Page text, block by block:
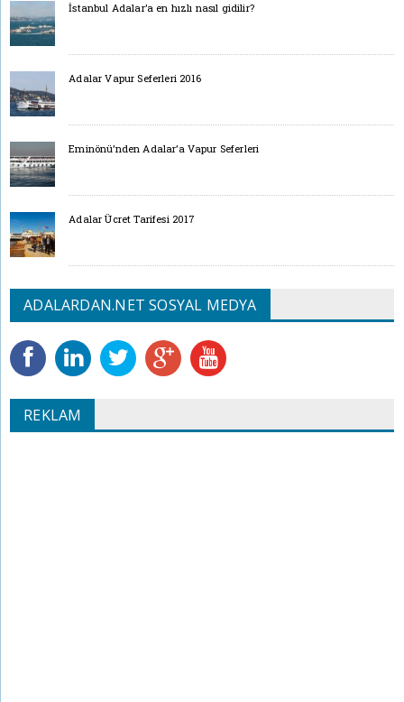
İstanbul Adalar’a en hızlı nasıl gidilir?
Adalar Vapur Seferleri 2016
Eminönü’nden Adalar’a Vapur Seferleri
Adalar Ücret Tarifesi 2017
ADALARDAN.NET SOSYAL MEDYA
REKLAM